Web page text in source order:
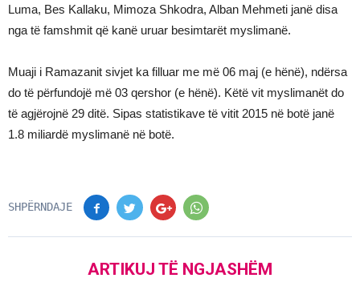
Luma, Bes Kallaku, Mimoza Shkodra, Alban Mehmeti janë disa
nga të famshmit që kanë uruar besimtarët myslimanë.
Muaji i Ramazanit sivjet ka filluar me më 06 maj (e hënë), ndërsa
do të përfundojë më 03 qershor (e hënë). Këtë vit myslimanët do
të agjërojnë 29 ditë. Sipas statistikave të vitit 2015 në botë janë
1.8 miliardë myslimanë në botë.
SHPËRNDAJE
ARTIKUJ TË NGJASHËM